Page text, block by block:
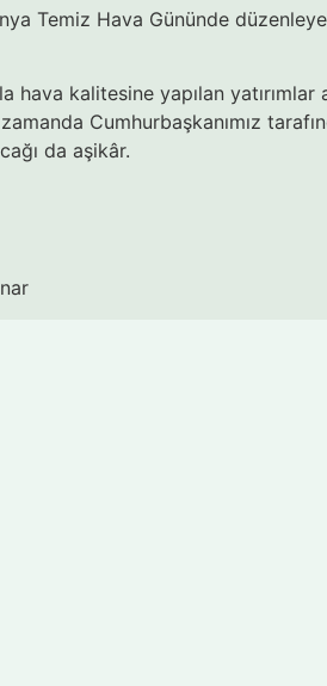
Temiz Hava Gününde
hava kalitesine yapılan yatırımlar
Cumhurbaşkanımız
da aşikâr.